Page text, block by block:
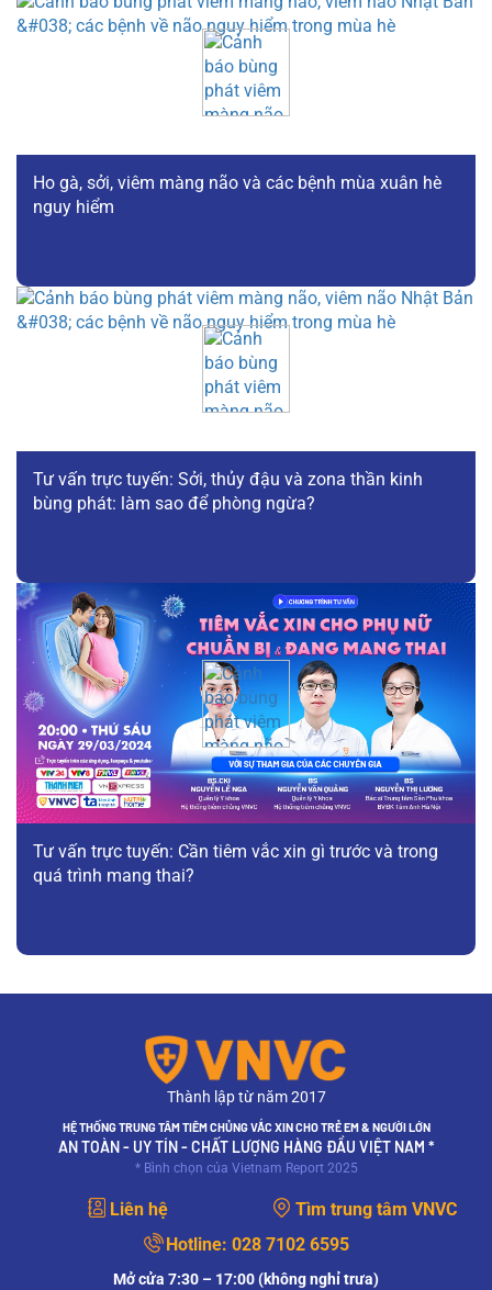
Ho gà, sởi, viêm màng não và các bệnh mùa xuân hè
nguy hiểm
Tư vấn trực tuyến: Sởi, thủy đậu và zona thần kinh
bùng phát: làm sao để phòng ngừa?
Tư vấn trực tuyến: Cần tiêm vắc xin gì trước và trong
quá trình mang thai?
Thành lập từ năm 2017
HỆ THỐNG TRUNG TÂM TIÊM CHỦNG VẮC XIN CHO TRẺ EM & NGƯỜI LỚN
AN TOÀN - UY TÍN - CHẤT LƯỢNG HÀNG ĐẦU VIỆT NAM *
* Bình chọn của Vietnam Report 2025
Liên hệ
Tìm trung tâm VNVC
Hotline: 028 7102 6595
Mở cửa 7:30 – 17:00 (không nghỉ trưa)